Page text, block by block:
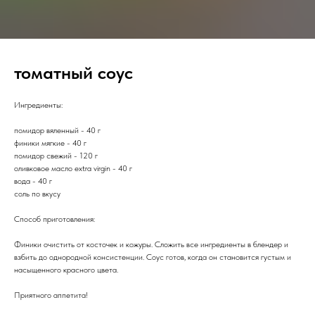
томатный соус
Ингредиенты:
помидор вяленный - 40 г
финики мягкие - 40 г
помидор свежий - 120 г
оливковое масло extra virgin - 40 г
вода - 40 г
соль по вкусу
Способ приготовления:
Финики очистить от косточек и кожуры. Сложить все ингредиенты в блендер и
взбить до однородной консистенции. Соус готов, когда он становится густым и
насыщенного красного цвета.
Приятного аппетита!